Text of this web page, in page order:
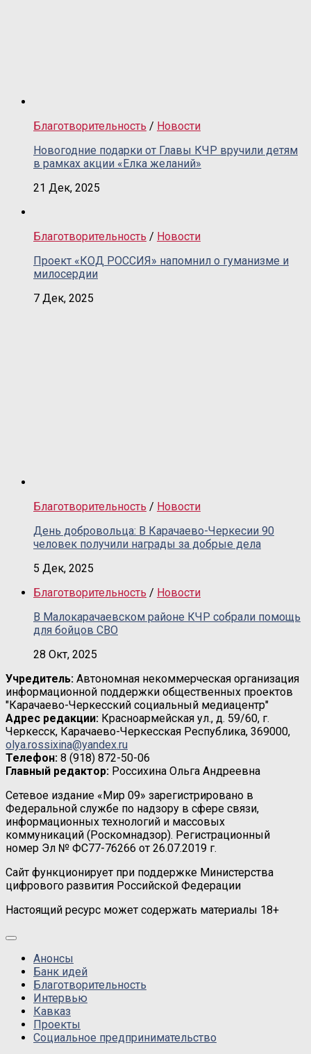
Благотворительность / Новости
Новогодние подарки от Главы КЧР вручили детям
в рамках акции «Елка желаний»
21 Дек, 2025
Благотворительность / Новости
Проект «КОД РОССИЯ» напомнил о гуманизме и
милосердии
7 Дек, 2025
Благотворительность / Новости
День добровольца: В Карачаево-Черкесии 90
человек получили награды за добрые дела
5 Дек, 2025
Благотворительность / Новости
В Малокарачаевском районе КЧР собрали помощь
для бойцов СВО
28 Окт, 2025
Учредитель: Автономная некоммерческая организация
информационной поддержки общественных проектов
"Карачаево-Черкесский социальный медиацентр"
Адрес редакции: Красноармейская ул., д. 59/60, г.
Черкесск, Карачаево-Черкесская Республика, 369000,
olya.rossixina@yandex.ru
Телефон: 8 (918) 872-50-06
Главный редактор: Россихина Ольга Андреевна
Сетевое издание «Мир 09» зарегистрировано в
Федеральной службе по надзору в сфере связи,
информационных технологий и массовых
коммуникаций (Роскомнадзор). Регистрационный
номер Эл № ФС77-76266 от 26.07.2019 г.
Сайт функционирует при поддержке Министерства
цифрового развития Российской Федерации
Настоящий ресурс может содержать материалы 18+
Анонсы
Банк идей
Благотворительность
Интервью
Кавказ
Проекты
Социальное предпринимательство